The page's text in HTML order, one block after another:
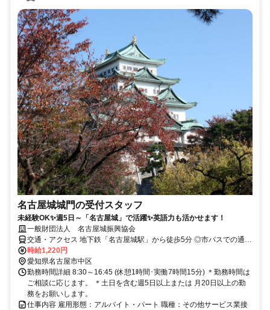
名古屋城城門の受付スタッフ
未経験OK✨週5日～「名古屋城」で活躍✨英語力も活かせます！
一般財団法人 名古屋城振興協会
交通・アクセス 地下鉄「名古屋城駅」から徒歩5分 ◎市バスでの通勤
も便利 ◎車通勤は不可
時給1,220円
愛知県名古屋市中区
勤務時間詳細 8:30～16:45 (休憩1時間･実働7時間15分) ＊勤務時間は
ご相談に応じます。 ＊土日を含む週5日以上または 月20日以上の勤
務をお願いします。
仕事内容 雇用形態：アルバイト・パート 職種：その他サービス業接